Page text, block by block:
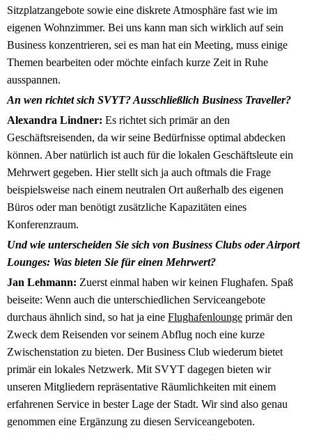
Sitzplatzangebote sowie eine diskrete Atmosphäre fast wie im
eigenen Wohnzimmer. Bei uns kann man sich wirklich auf sein
Business konzentrieren, sei es man hat ein Meeting, muss einige
Themen bearbeiten oder möchte einfach kurze Zeit in Ruhe
ausspannen.
An wen richtet sich SVYT? Ausschließlich Business Traveller?
Alexandra Lindner: Es richtet sich primär an den
Geschäftsreisenden, da wir seine Bedürfnisse optimal abdecken
können. Aber natürlich ist auch für die lokalen Geschäftsleute ein
Mehrwert gegeben. Hier stellt sich ja auch oftmals die Frage
beispielsweise nach einem neutralen Ort außerhalb des eigenen
Büros oder man benötigt zusätzliche Kapazitäten eines
Konferenzraum.
Und wie unterscheiden Sie sich von Business Clubs oder Airport
Lounges: Was bieten Sie für einen Mehrwert?
Jan Lehmann: Zuerst einmal haben wir keinen Flughafen. Spaß
beiseite: Wenn auch die unterschiedlichen Serviceangebote
durchaus ähnlich sind, so hat ja eine Flughafenlounge primär den
Zweck dem Reisenden vor seinem Abflug noch eine kurze
Zwischenstation zu bieten. Der Business Club wiederum bietet
primär ein lokales Netzwerk. Mit SVYT dagegen bieten wir
unseren Mitgliedern repräsentative Räumlichkeiten mit einem
erfahrenen Service in bester Lage der Stadt. Wir sind also genau
genommen eine Ergänzung zu diesen Serviceangeboten.